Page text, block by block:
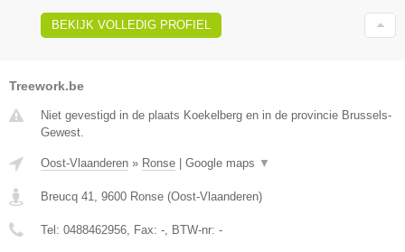
BEKIJK VOLLEDIG PROFIEL
Treework.be
Niet gevestigd in de plaats Koekelberg en in de provincie Brussels-
Gewest.
Oost-Vlaanderen » Ronse Google maps ▼
Breucq 41 9600 Ronse (Oost-Vlaanderen)
Tel: 0488462956 , Fax: - , BTW-nr: -